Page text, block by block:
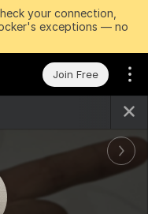
your connection,
exceptions — no
Join Free